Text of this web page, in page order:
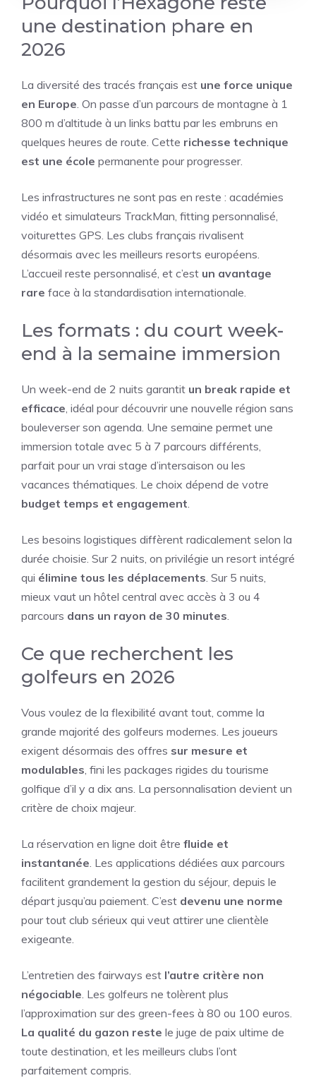
une destination phare en
2026
La diversité des tracés français est une force unique
en Europe . On passe d’un parcours de montagne à 1
800 m d’altitude à un links battu par les embruns en
quelques heures de route. Cette richesse technique
est une école permanente pour progresser.
Les infrastructures ne sont pas en reste : académies
vidéo et simulateurs TrackMan, fitting personnalisé,
voiturettes GPS. Les clubs français rivalisent
désormais avec les meilleurs resorts européens.
L’accueil reste personnalisé, et c’est un avantage
rare face à la standardisation internationale.
Les formats : du court week-
end à la semaine immersion
Un week-end de 2 nuits garantit un break rapide et
efficace , idéal pour découvrir une nouvelle région sans
bouleverser son agenda. Une semaine permet une
immersion totale avec 5 à 7 parcours différents,
parfait pour un vrai stage d’intersaison ou les
vacances thématiques. Le choix dépend de votre
budget temps et engagement
Les besoins logistiques diffèrent radicalement selon la
durée choisie. Sur 2 nuits, on privilégie un resort intégré
qui élimine tous les déplacements . Sur 5 nuits,
mieux vaut un hôtel central avec accès à 3 ou 4
parcours dans un rayon de 30 minutes
Ce que recherchent les
golfeurs en 2026
Vous voulez de la flexibilité avant tout, comme la
grande majorité des golfeurs modernes. Les joueurs
exigent désormais des offres sur mesure et
modulables , fini les packages rigides du tourisme
golfique d’il y a dix ans. La personnalisation devient un
critère de choix majeur.
La réservation en ligne doit être fluide et
instantanée . Les applications dédiées aux parcours
facilitent grandement la gestion du séjour, depuis le
départ jusqu’au paiement. C’est devenu une norme
pour tout club sérieux qui veut attirer une clientèle
exigeante.
L’entretien des fairways est l’autre critère non
négociable . Les golfeurs ne tolèrent plus
l’approximation sur des green-fees à 80 ou 100 euros.
La qualité du gazon reste le juge de paix ultime de
toute destination, et les meilleurs clubs l’ont
parfaitement compris.